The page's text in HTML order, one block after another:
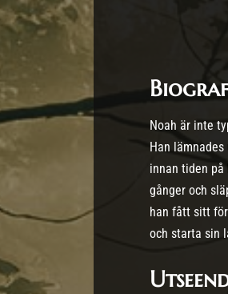
Noah är inte
Han
innan tiden
gånger och
han fått sitt
och starta sin